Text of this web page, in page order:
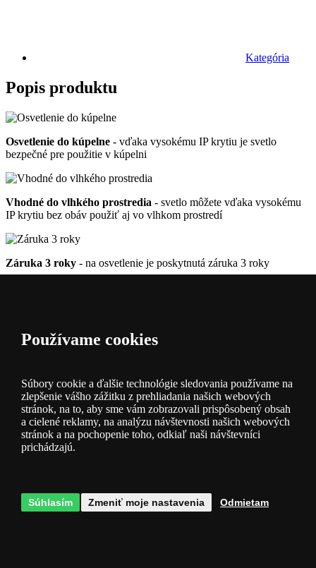
Kategória
Popis produktu
Osvetlenie do kúpelne - vďaka vysokému IP krytiu je svetlo
bezpečné pre použitie v kúpelni
Vhodné do vlhkého prostredia - svetlo môžete vďaka vysokému
IP krytiu bez obáv použiť aj vo vlhkom prostredí
Záruka 3 roky - na osvetlenie je poskytnutá záruka 3 roky
Farba
chróm
Zdroj súčasťou balenia
áno
Krytie
IP44
Dĺžka [mm]
790
Šírka [mm]
130
Výška [mm]
Max. príkon
4x4W 1400 lm
Používame cookies
Súbory cookie a ďalšie technológie sledovania používame na
zlepšenie vášho zážitku z prehliadania našich webových
stránok, na to, aby sme vám zobrazovali prispôsobený obsah
a cielené reklamy, na analýzu návštevnosti našich webových
stránok a na pochopenie toho, odkiaľ naši návštevníci
prichádzajú.
Súhlasím Zmeniť moje nastavenia Odmietam